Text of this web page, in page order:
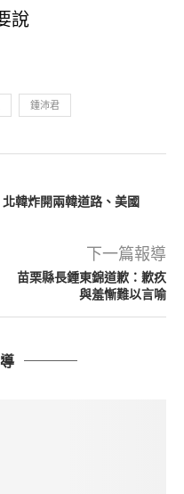
說
鍾沛君
韓炸開兩韓道路、美國
下一篇報導
苗栗縣長鍾東錦道歉：歉疚
與羞慚難以言喻